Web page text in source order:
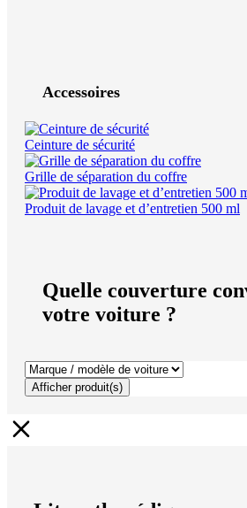
Accessoires
Ceinture de sécurité
Grille de séparation du coffre
Produit de lavage et d’entretien 500 ml
Quelle couverture
votre voiture ?
Afficher produit(s)